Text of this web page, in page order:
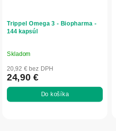
Trippel Omega 3 - Biopharma -
144 kapsúl
Priemerné
hodnotenie
produktu
je
Skladom
20,92 € bez DPH
24,90 €
Do košíka